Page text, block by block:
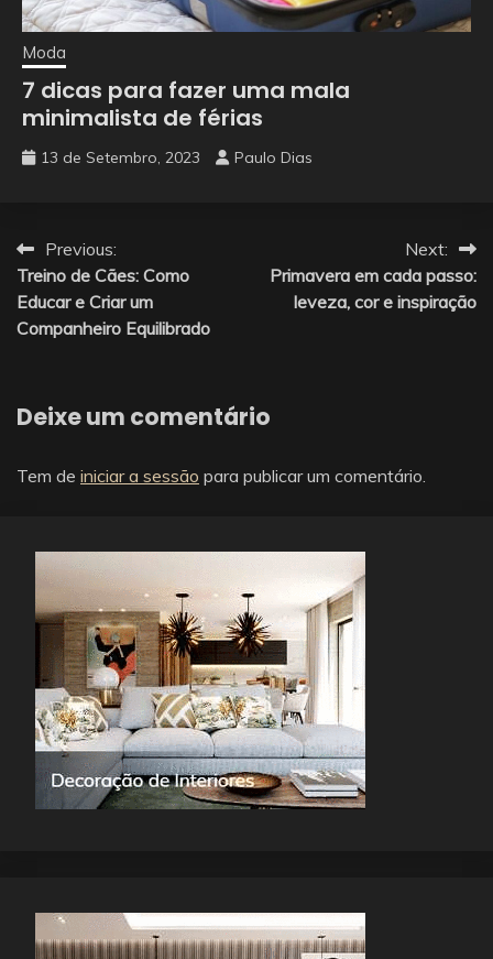
Moda
7 dicas para fazer uma mala
minimalista de férias
13 de Setembro, 2023 Paulo Dias
Navegação
de
artigos
Previous:
Treino de Cães: Como
Educar e Criar um
Companheiro Equilibrado
Next:
Primavera em cada passo:
leveza, cor e inspiração
Deixe um comentário
Tem de iniciar a sessão para publicar um comentário.